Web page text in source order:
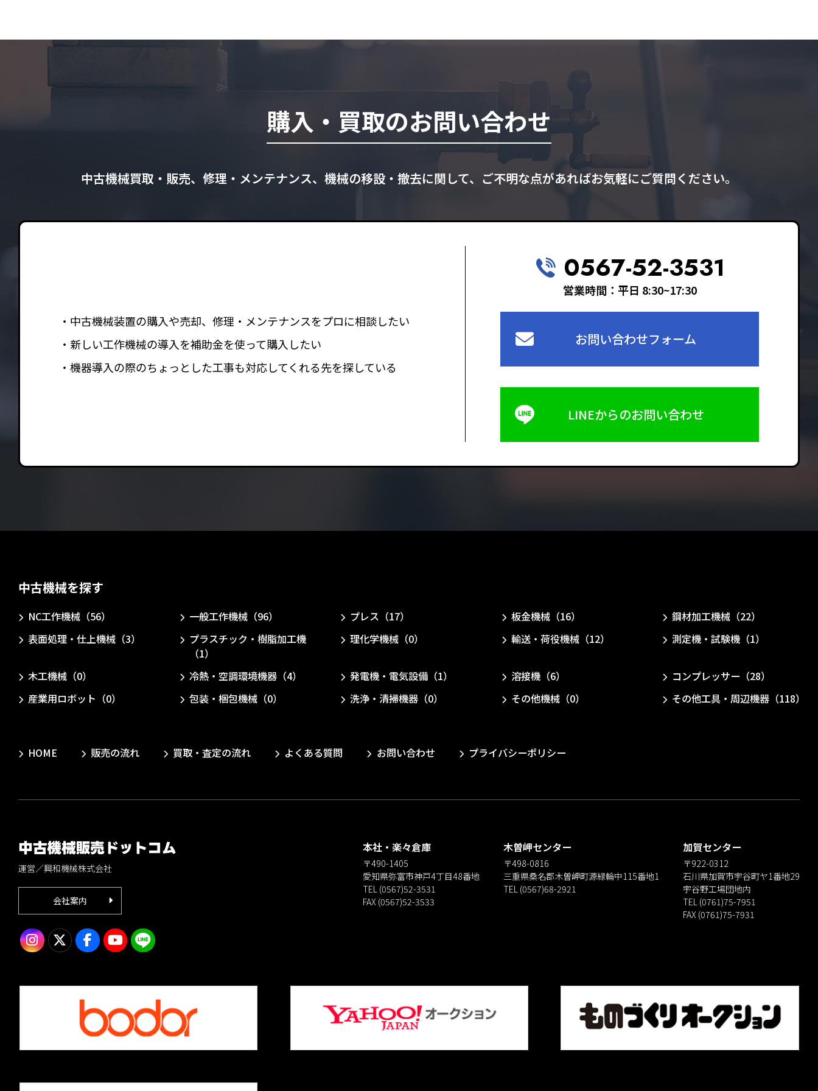
購入・買取のお問い合わせ
中古機械買取・販売、修理・メンテナンス、機械の移設・撤去に関して、ご不明な点があればお気軽にご質問ください。
中古機械装置の購入や売却、修理・メンテナンスをプロに相談したい
新しい工作機械の導入を補助金を使って購入したい
機器導入の際のちょっとした工事も対応してくれる先を探している
0567-52-3531
営業時間：平日 8:30~17:30
お問い合わせフォーム
LINEからのお問い合わせ
中古機械を探す
NC工作機械（56） 一般工作機械（96） プレス（17） 板金機械（16）
鋼材加工機械（22）
表面処理・仕上機械（3）
プラスチック・樹脂加工機
（1）
理化学機械（0） 輸送・荷役機械（12） 測定機・試験機（1）
木工機械（0） 冷熱・空調環境機器（4） 発電機・電気設備（1） 溶接機（6）
コンプレッサー（28）
産業用ロボット（0）
包装・梱包機械（0） 洗浄・清掃機器（0） その他機械（0） その他工具・周辺機器（118）
HOME 販売の流れ 買取・査定の流れ よくある質問 お問い合わせ プライバシーポリシー
運営／興和機械株式会社
会社案内
本社・楽々倉庫
〒490-1405
愛知県弥富市神戸4丁目48番地
TEL (0567)52-3531
FAX (0567)52-3533
木曽岬センター
〒498-0816
三重県桑名郡木曽岬町源緑輪中115番地1
TEL (0567)68-2921
加賀センター
〒922-0312
石川県加賀市宇谷町ヤ1番地29
宇谷野工場団地内
TEL (0761)75-7951
FAX (0761)75-7931